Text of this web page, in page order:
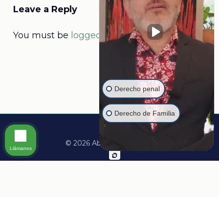
Leave a Reply
You must be logged into post a comment.
© 2026 Abogado Martine.
Derecho penal
Derecho de Familia
Llámanos